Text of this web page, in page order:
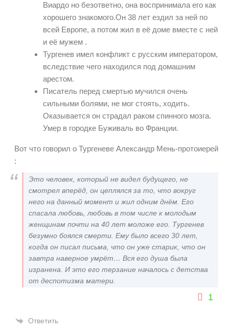
Виардо но безответно, она воспринимала его как
хорошего знакомого.Он 38 лет ездил за ней по
всей Европе, а потом жил в её доме вместе с ней
и её мужем .
Тургенев имел конфликт с русским императором,
вследствие чего находился под домашним
арестом.
Писатель перед смертью мучился очень
сильными болями, не мог стоять, ходить.
Оказывается он страдал раком спинного мозга.
Умер в городке Буживаль во Франции.
Вот что говорил о Тургеневе Александр Мень-протоиерей
:
Это человек, который не видел будущего, не
смотрел вперёд, он цеплялся за то, что вокруг
него на данный момент и жил одним днём. Его
спасала любовь, любовь в том числе к молодым
женщинам почти на 40 лет моложе его. Тургенев
безумно боялся смерти. Ему было всего 30 лет,
когда он писал письма, что он уже старик, что он
завтра наверное умрёт… Вся его душа была
изранена. И это его терзание началось с детства
от деспотизма матери.
1
Ответить